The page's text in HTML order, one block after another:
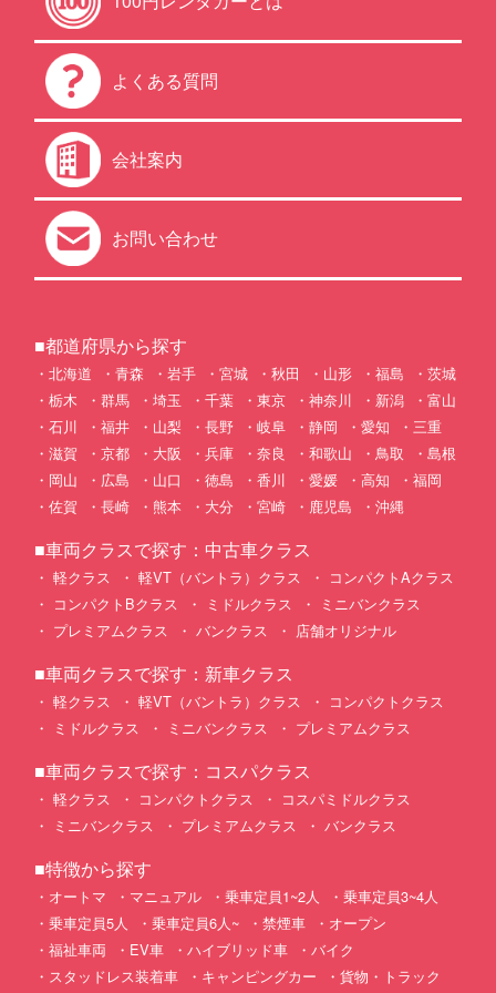
よくある質問
会社案内
お問い合わせ
■都道府県から探す
北海道 青森 岩手 宮城 秋田 山形 福島
茨城
栃木
群馬 埼玉 千葉 東京 神奈川 新潟
富山
石川
福井 山梨 長野 岐阜 静岡 愛知
三重
滋賀
京都 大阪 兵庫 奈良 和歌山 鳥取
島根
岡山
広島 山口 徳島 香川 愛媛 高知
福岡
佐賀
長崎 熊本 大分 宮崎 鹿児島 沖縄
■車両クラスで探す：中古車クラス
軽クラス 軽VT（バントラ）クラス
コンパクトAクラス
コンパクトBクラス
ミドルクラス
ミニバンクラス
プレミアムクラス
バンクラス 店舗オリジナル
■車両クラスで探す：新車クラス
軽クラス 軽VT（バントラ）クラス
コンパクトクラス
ミドルクラス
ミニバンクラス プレミアムクラス
■車両クラスで探す：コスパクラス
軽クラス コンパクトクラス
コスパミドルクラス
ミニバンクラス
プレミアムクラス バンクラス
■特徴から探す
オートマ マニュアル 乗車定員1~2人
乗車定員3~4人
乗車定員5人
乗車定員6人~ 禁煙車
オープン
福祉車両
EV車 ハイブリッド車
バイク
スタッドレス装着車
キャンピングカー
貨物・トラック